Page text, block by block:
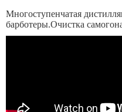
Многоступенчатая
барботеры.Очистка